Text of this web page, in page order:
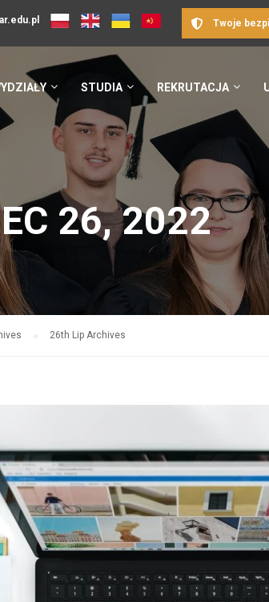
Twoje
STUDIA REKRUTACJA
26, 2022
26th Lip Archives